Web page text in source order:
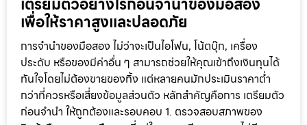
เพื่อให้ราคาสูงและปลอดภัย
การจำนำของมือสอง ไม่ว่าจะเป็นไอโฟน, โน้ตบุ๊ก, เครื่อง
ประดับ หรือของมีค่าอื่น ๆ สามารถช่วยให้คุณเข้าถึงเงินทุนได้
ทันใจโดยไม่ต้องขายของทิ้ง แต่หลายคนมักประเมินราคาต่ำ
กว่าที่ควรหรือเสี่ยงข้อมูลส่วนตัว หลักสำคัญคือการ เตรียมตัว
ก่อนจำนำ ให้ถูกต้องและรอบคอบ 1. ตรวจสอบสภาพของ